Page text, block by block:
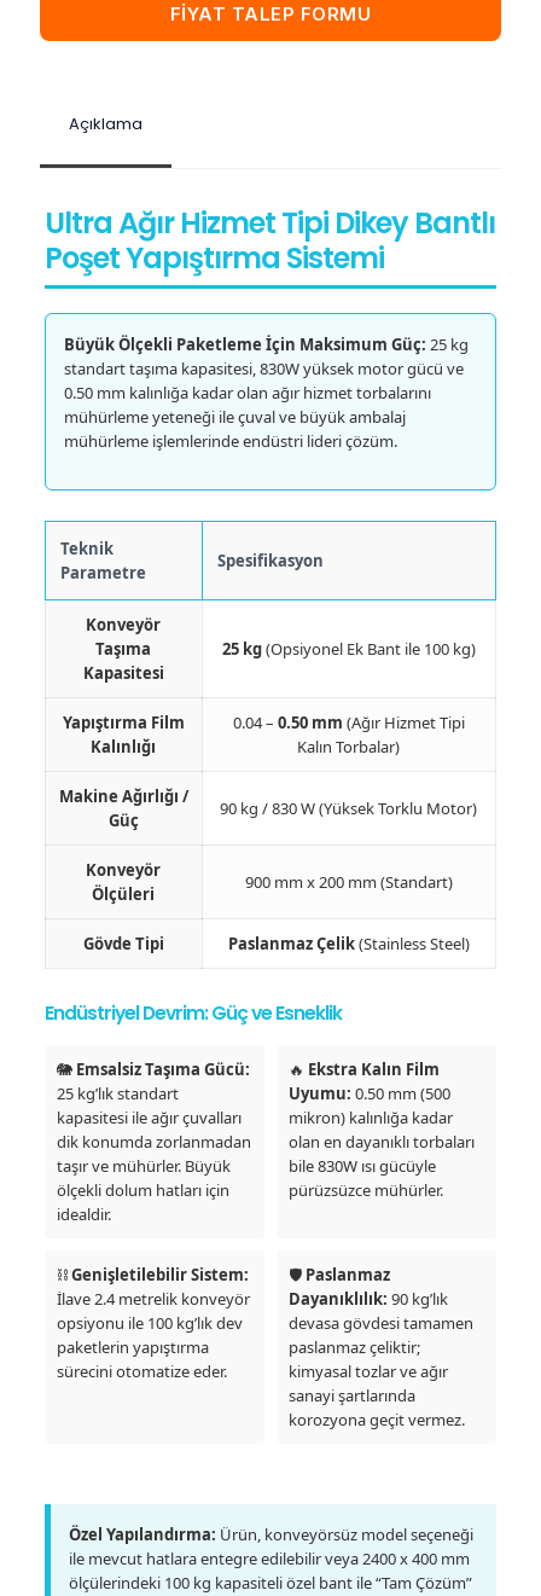
FİYAT TALEP FORMU
Açıklama
Ultra Ağır Hizmet Tipi Dikey Bantlı
Poşet Yapıştırma Sistemi
Büyük Ölçekli Paketleme İçin Maksimum Güç: 25 kg
standart taşıma kapasitesi, 830W yüksek motor gücü ve
0.50 mm kalınlığa kadar olan ağır hizmet torbalarını
mühürleme yeteneği ile çuval ve büyük ambalaj
mühürleme işlemlerinde endüstri lideri çözüm.
Teknik
Parametre
Spesifikasyon
Konveyör
Taşıma
Kapasitesi
25 kg(Opsiyonel Ek Bant ile 100 kg)
Yapıştırma Film
Kalınlığı
0.04 – 0.50 mm (Ağır Hizmet Tipi
Kalın Torbalar)
Makine Ağırlığı /
Güç
90 kg / 830 W (Yüksek Torklu Motor)
Konveyör
Ölçüleri
900 mm x 200 mm (Standart)
Gövde Tipi Paslanmaz Çelik(Stainless Steel)
Endüstriyel Devrim: Güç ve Esneklik
🐘 Emsalsiz Taşıma Gücü:
25 kg’lık standart
kapasitesi ile ağır çuvalları
dik konumda zorlanmadan
taşır ve mühürler. Büyük
ölçekli dolum hatları için
idealdir.
🔥 Ekstra Kalın Film
Uyumu: 0.50 mm (500
mikron) kalınlığa kadar
olan en dayanıklı torbaları
bile 830W ısı gücüyle
pürüzsüzce mühürler.
⛓️Genişletilebilir Sistem:
İlave 2.4 metrelik konveyör
opsiyonu ile 100 kg’lık dev
paketlerin yapıştırma
sürecini otomatize eder.
🛡️ Paslanmaz
Dayanıklılık: 90 kg’lık
devasa gövdesi tamamen
paslanmaz çeliktir;
kimyasal tozlar ve ağır
sanayi şartlarında
korozyona geçit vermez.
Özel Yapılandırma: Ürün, konveyörsüz model seçeneği
ile mevcut hatlara entegre edilebilir veya 2400 x 400 mm
ölçülerindeki 100 kg kapasiteli özel bant ile “Tam Çözüm”